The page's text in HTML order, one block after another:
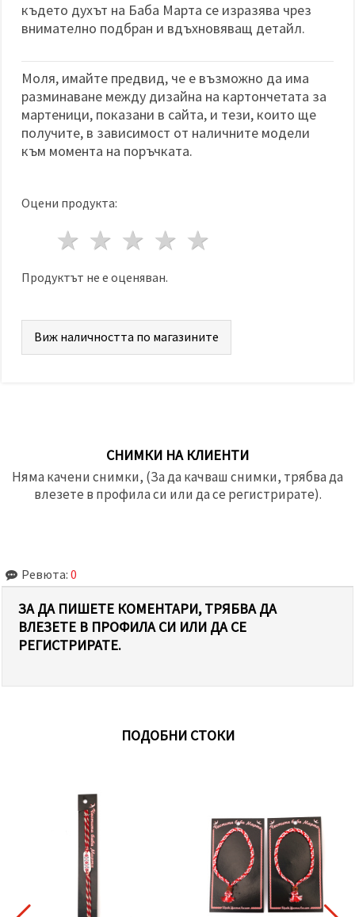
където духът на Баба Марта се изразява чрез
внимателно подбран и вдъхновяващ детайл.
Моля, имайте предвид, че е възможно да има
разминаване между дизайна на картончетата за
мартеници, показани в сайта, и тези, които ще
получите, в зависимост от наличните модели
към момента на поръчката.
Оцени продукта:
4 звезди
3 звезди
2 звезди
1 звезда
Продуктът не е оценяван.
Виж наличността по магазините
СНИМКИ НА КЛИЕНТИ
Няма качени снимки, (За да качваш снимки, трябва да
влезете в профила си или да се регистрирате).
Ревюта: 0
ЗА ДА ПИШЕТЕ КОМЕНТАРИ, ТРЯБВА ДА
ВЛЕЗЕТЕ В ПРОФИЛА СИ ИЛИ ДА СЕ
РЕГИСТРИРАТЕ.
ПОДОБНИ СТОКИ